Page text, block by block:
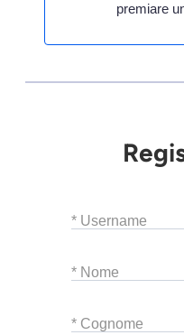
premiare
* Username
* Nome
* Cognome